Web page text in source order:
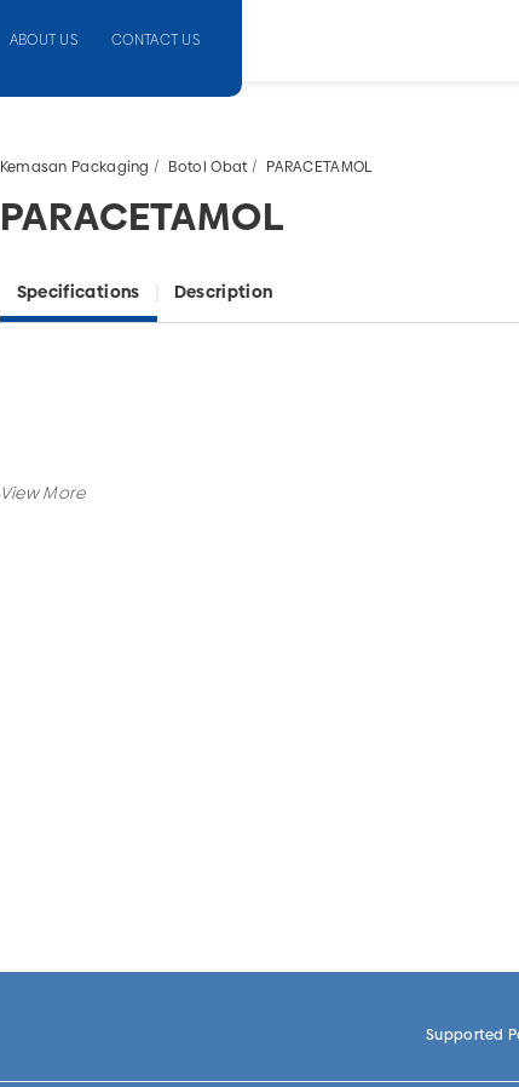
ABOUT US CONTACT US
Kemasan Packaging Botol Obat PARACETAMOL
PARACETAMOL
Specifications Description
Supported